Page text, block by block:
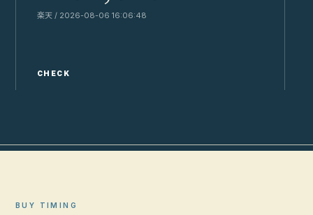
楽天 / 2026-08-06 16:06:48
CHECK
BUY TIMING